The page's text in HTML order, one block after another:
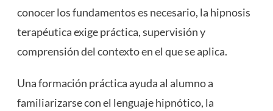
conocer los fundamentos es necesario, la hipnosis
terapéutica exige práctica, supervisión y
comprensión del contexto en el que se aplica.
Una formación práctica ayuda al alumno a
familiarizarse con el lenguaje hipnótico, la